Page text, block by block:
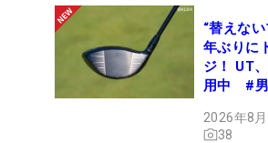
“替えな
年ぶりに
ジ！ UT
用中 #男
2026年8
38